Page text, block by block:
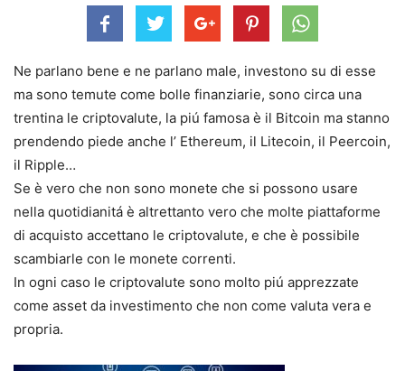
Ne parlano bene e ne parlano male, investono su di esse
ma sono temute come bolle finanziarie, sono circa una
trentina le criptovalute, la piú famosa è il Bitcoin ma stanno
prendendo piede anche l’ Ethereum, il Litecoin, il Peercoin,
il Ripple…
Se è vero che non sono monete che si possono usare
nella quotidianitá è altrettanto vero che molte piattaforme
di acquisto accettano le criptovalute, e che è possibile
scambiarle con le monete correnti.
In ogni caso le criptovalute sono molto piú apprezzate
come asset da investimento che non come valuta vera e
propria.